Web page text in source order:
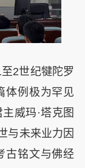
至2世纪犍陀罗
体例极为罕见
威玛·塔克图
与未来业力因
古铭文与佛经